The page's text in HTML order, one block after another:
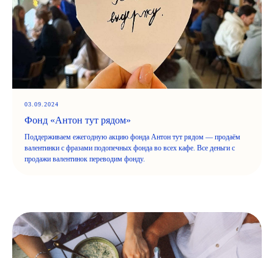
03.09.2024
Фонд «Антон тут рядом»
Поддерживаем ежегодную акцию фонда Антон тут рядом — продаём
валентинки с фразами подопечных фонда во всех кафе. Все деньги с
продажи валентинок переводим фонду.